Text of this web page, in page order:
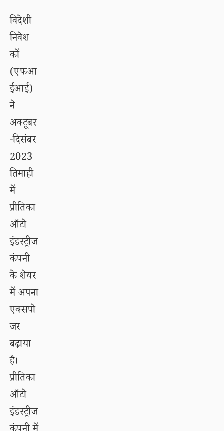
विदेशी
निवेश
कों
(एफआ
ईआई)
ने
अक्टूबर
-दिसंबर
2023
तिमाही
में
प्रीतिका
ऑटो
इंडस्ट्रीज
कंपनी
के शेयर
में अपना
एक्सपो
जर
बढ़ाया
है।
प्रीतिका
ऑटो
इंडस्ट्रीज